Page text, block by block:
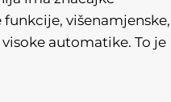
višenamjenske,
automatike. To je